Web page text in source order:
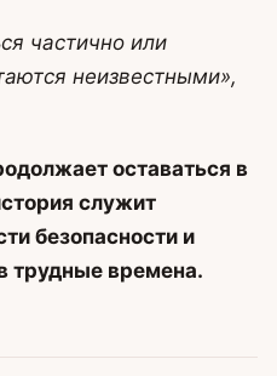
частично или
неизвестными»,
оставаться в
служит
безопасности и
трудные времена.